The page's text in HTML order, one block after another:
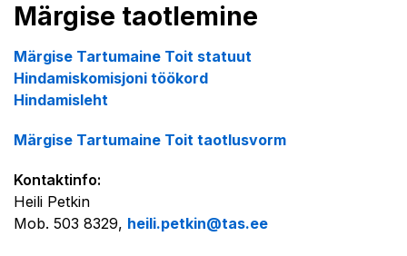
Märgise taotlemine
Märgise Tartumaine Toit statuut
Hindamiskomisjoni töökord
Hindamisleht
Märgise Tartumaine Toit taotlusvorm
Kontaktinfo:
Heili Petkin
Mob. 503 8329, heili.petkin@tas.ee